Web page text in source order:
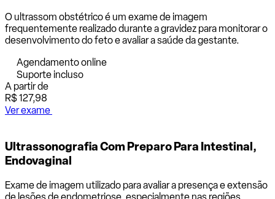
O ultrassom obstétrico é um exame de imagem
frequentemente realizado durante a gravidez para monitorar o
desenvolvimento do feto e avaliar a saúde da gestante.
Agendamento online
Suporte incluso
A partir de
R$ 127,98
Ver exame
Ultrassonografia Com Preparo Para Intestinal,
Endovaginal
Exame de imagem utilizado para avaliar a presença e extensão